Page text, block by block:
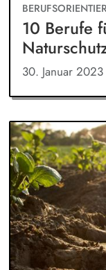
10 Berufe
30. Januar 2023